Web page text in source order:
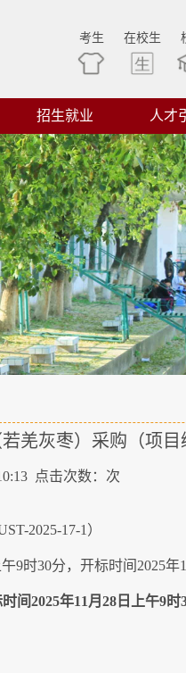
考生 在校生
招生就业 人才
灰枣）采购（项目
点击次数： 次
2025-17-1）
9时30分，开标时间2025年
间2025年11月28日上午9时